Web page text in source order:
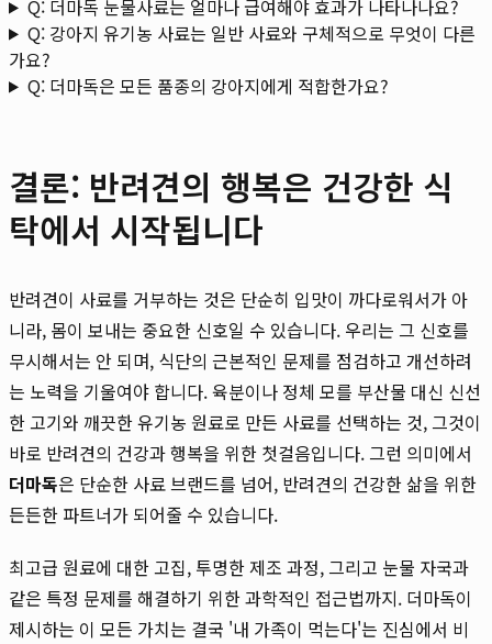
Q: 더마독 눈물사료는 얼마나 급여해야 효과가 나타나나요?
Q: 강아지 유기농 사료는 일반 사료와 구체적으로 무엇이 다른
가요?
Q: 더마독은 모든 품종의 강아지에게 적합한가요?
결론: 반려견의 행복은 건강한 식
탁에서 시작됩니다
반려견이 사료를 거부하는 것은 단순히 입맛이 까다로워서가 아
니라, 몸이 보내는 중요한 신호일 수 있습니다. 우리는 그 신호를
무시해서는 안 되며, 식단의 근본적인 문제를 점검하고 개선하려
는 노력을 기울여야 합니다. 육분이나 정체 모를 부산물 대신 신선
한 고기와 깨끗한 유기농 원료로 만든 사료를 선택하는 것, 그것이
바로 반려견의 건강과 행복을 위한 첫걸음입니다. 그런 의미에서
더마독은 단순한 사료 브랜드를 넘어, 반려견의 건강한 삶을 위한
든든한 파트너가 되어줄 수 있습니다.
최고급 원료에 대한 고집, 투명한 제조 과정, 그리고 눈물 자국과
같은 특정 문제를 해결하기 위한 과학적인 접근법까지. 더마독이
제시하는 이 모든 가치는 결국 '내 가족이 먹는다'는 진심에서 비